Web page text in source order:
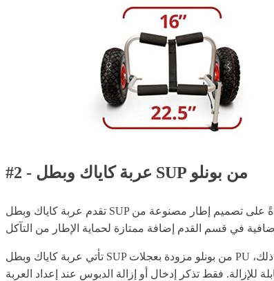
#2 - عربة كاياك وبطل SUP من بونلو
تقدم عربة كاياك وبطل SUP من بونلو لنقل ما يصل إلى 165 رطلًا، وهي إضافة ممتازة أخرى لشاحنات دراجة لوح التجديف لنقل مختلف القوارب المائية. يحتوي هذا الطراز عادةً على تصميم إطار مصنوعة من
تأتي عربة كاياك وبطل SUP من بونلو مزودة بعجلات PU الصلبة التي تقيس 10" عرض × 3" بعمق، وهي كبيرة بما يكفي لتوفير جر كافي أثناء السير على الأسطح الرملية والمرصوفة بالحصى. بالإضافة إلى ذلك،